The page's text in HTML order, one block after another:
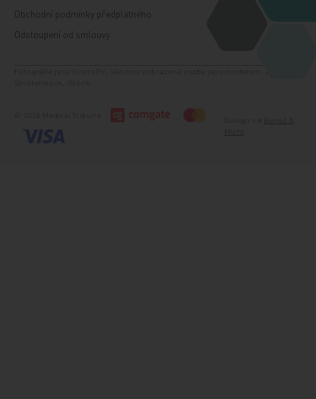
Obchodní podmínky předplatného
Odstoupení od smlouvy